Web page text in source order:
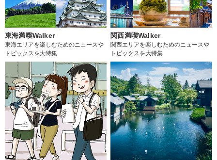
東海満喫Walker
東海エリアを楽しむためのニュースや
トピックスを大特集
関西満喫Walker
関西エリアを楽しむためのニュースや
トピックスを大特集